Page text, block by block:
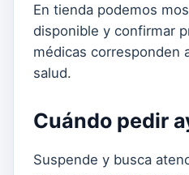
En tienda podemos
disponible y confirmar
médicas corresponden
salud.
Cuándo pedir
Suspende y busca